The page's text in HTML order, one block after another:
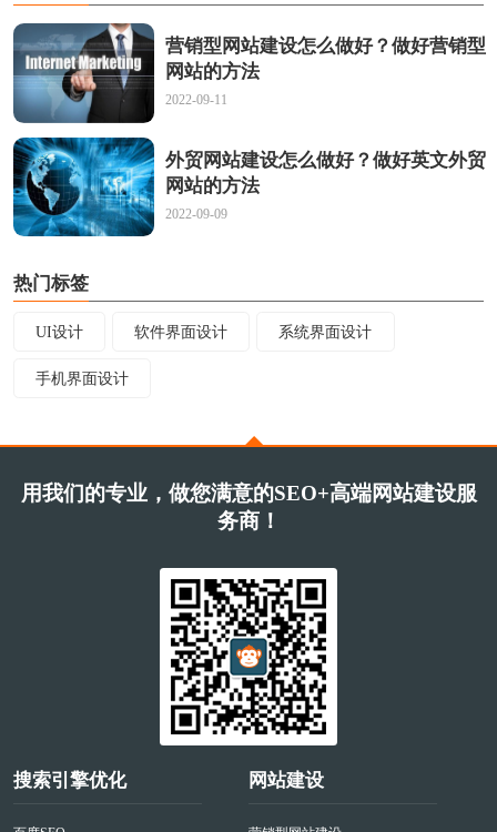
营销型网站建设怎么做好？做好营销型
网站的方法
2022-09-11
外贸网站建设怎么做好？做好英文外贸
网站的方法
2022-09-09
热门标签
UI设计 软件界面设计 系统界面设计
手机界面设计
用我们的专业，做您满意的SEO+高端网站建设服
务商！
搜索引擎优化 网站建设